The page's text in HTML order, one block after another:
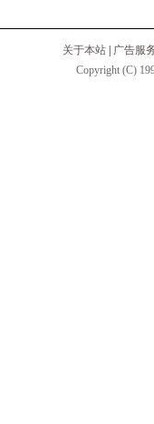
关于本站
广告服
Copyright (C)